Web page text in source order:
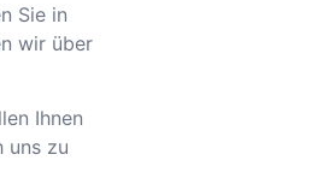
Sie in
wir über
Ihnen
uns zu